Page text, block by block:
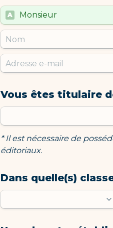
Untitled multiple choice
A Monsieur
Vous êtes titulaire
* Il est nécessaire de
éditoriaux.
Dans quelle(s)